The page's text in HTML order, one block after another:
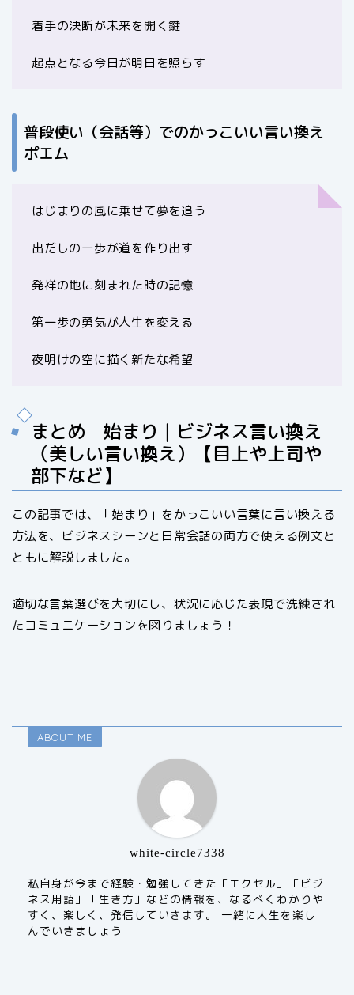
着手の決断が未来を開く鍵
起点となる今日が明日を照らす
普段使い（会話等）でのかっこいい言い換え
ポエム
はじまりの風に乗せて夢を追う
出だしの一歩が道を作り出す
発祥の地に刻まれた時の記憶
第一歩の勇気が人生を変える
夜明けの空に描く新たな希望
まとめ 始まり｜ビジネス言い換え
（美しい言い換え）【目上や上司や
部下など】
この記事では、「始まり」をかっこいい言葉に言い換える
方法を、ビジネスシーンと日常会話の両方で使える例文と
ともに解説しました。
適切な言葉選びを大切にし、状況に応じた表現で洗練され
たコミュニケーションを図りましょう！
ABOUT ME
white-circle7338
私自身が今まで経験・勉強してきた「エクセル」「ビジ
ネス用語」「生き方」などの情報を、なるべくわかりや
すく、楽しく、発信していきます。 一緒に人生を楽し
んでいきましょう